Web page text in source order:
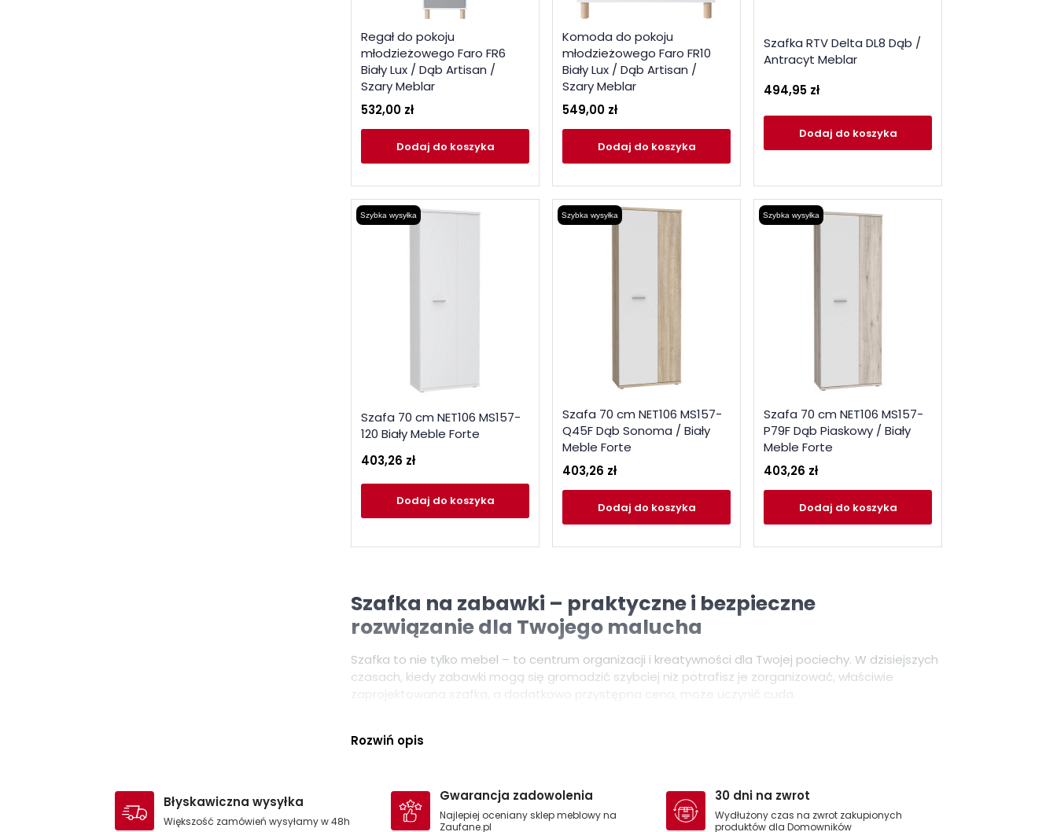
Regał do pokoju
młodzieżowego Faro FR6
Biały Lux / Dąb Artisan /
Szary Meblar
532,00 zł
Dodaj do koszyka
Komoda do pokoju
młodzieżowego Faro FR10
Biały Lux / Dąb Artisan /
Szary Meblar
549,00 zł
Dodaj do koszyka
Szafka RTV Delta DL8 Dąb /
Antracyt Meblar
494,95 zł
Dodaj do koszyka
Szybka wysyłka
Szafa 70 cm NET106 MS157-
120 Biały Meble Forte
403,26 zł
Dodaj do koszyka
Szybka wysyłka
Szafa 70 cm NET106 MS157-
Q45F Dąb Sonoma / Biały
Meble Forte
403,26 zł
Dodaj do koszyka
Szybka wysyłka
Szafa 70 cm NET106 MS157-
P79F Dąb Piaskowy / Biały
Meble Forte
403,26 zł
Dodaj do koszyka
Szafka na zabawki – praktyczne i bezpieczne
rozwiązanie dla Twojego malucha
Szafka to nie tylko mebel – to centrum organizacji i kreatywności dla Twojej pociechy. W dzisiejszych
czasach, kiedy zabawki mogą się gromadzić szybciej niż potrafisz je zorganizować, właściwie
zaprojektowana szafka, a dodatkowo przystępna cena, może uczynić cuda.
pociechy?
Wybierając odpowiedni model, zapewnisz swojemu maluchowi miejsce do przechowywania
ulubionych figurek, klocków czy książeczek. Dzięki temu, Twoje dziecko będzie miało zawsze pod ręką
Rozwiń opis
Błyskawiczna wysyłka
Większość zamówień wysyłamy w 48h
Gwarancja zadowolenia
Najlepiej oceniany sklep meblowy na
Zaufane.pl
30 dni na zwrot
Wydłużony czas na zwrot zakupionych
produktów dla Domowników